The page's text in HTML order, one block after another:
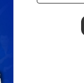
chỉ còn 200đ/